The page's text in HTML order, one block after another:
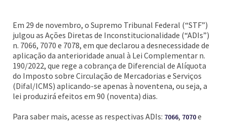
Em 29 de novembro, o Supremo Tribunal Federal (“STF”)
julgou as Ações Diretas de Inconstitucionalidade (“ADIs”)
n. 7066, 7070 e 7078, em que declarou a desnecessidade de
aplicação da anterioridade anual à Lei Complementar n.
190/2022, que rege a cobrança de Diferencial de Alíquota
do Imposto sobre Circulação de Mercadorias e Serviços
(Difal/ICMS) aplicando-se apenas à noventena, ou seja, a
lei produzirá efeitos em 90 (noventa) dias.
Para saber mais, acesse as respectivas ADIs: 7066, 7070e